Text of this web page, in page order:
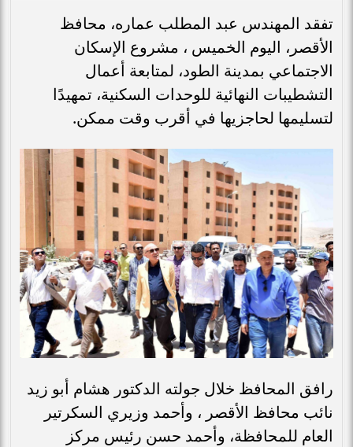
تفقد المهندس عبد المطلب عماره، محافظ
الأقصر، اليوم الخميس ، مشروع الإسكان
الاجتماعي بمدينة الطود، لمتابعة أعمال
التشطيبات النهائية للوحدات السكنية، تمهيدًا
لتسليمها لحاجزيها في أقرب وقت ممكن.
رافق المحافظ خلال جولته الدكتور هشام أبو زيد
نائب محافظ الأقصر ، وأحمد وزيري السكرتير
العام للمحافظة، وأحمد حسن رئيس مركز